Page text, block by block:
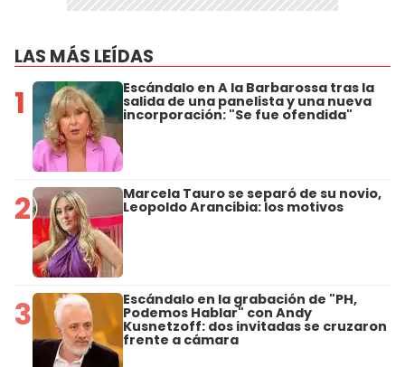
LAS MÁS LEÍDAS
1 Escándalo en A la Barbarossa tras la
salida de una panelista y una nueva
incorporación: "Se fue ofendida"
2 Marcela Tauro se separó de su novio,
Leopoldo Arancibia: los motivos
3 Escándalo en la grabación de "PH,
Podemos Hablar" con Andy
Kusnetzoff: dos invitadas se cruzaron
frente a cámara